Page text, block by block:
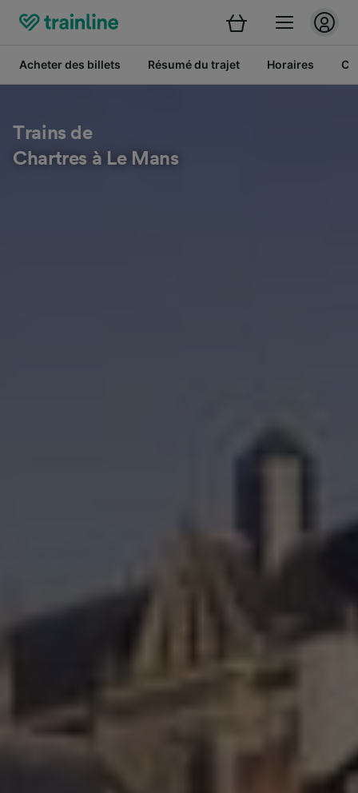
Acheter des billets Résumé du trajet Horaires
Trains de
Chartres à Le Mans